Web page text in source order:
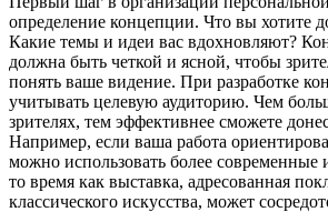
определение концепции. Что вы хотите
Какие темы и идеи вас вдохновляют?
должна быть четкой и ясной, чтобы
понять ваше видение. При разработке
учитывать целевую аудиторию. Чем
зрителях, тем эффективнее сможете
Например, если ваша работа
можно использовать более современные
то время как выставка, адресованная
классического искусства, может